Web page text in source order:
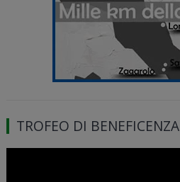
TROFEO DI BENEFICENZA